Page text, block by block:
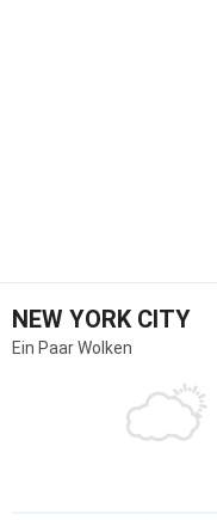
NEW YORK CITY
Ein Paar Wolken